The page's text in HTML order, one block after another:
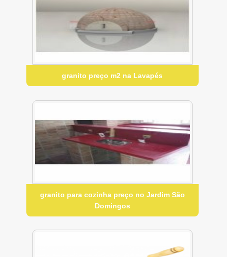
granito preço m2 na Lavapés
granito para cozinha preço no Jardim São
Domingos